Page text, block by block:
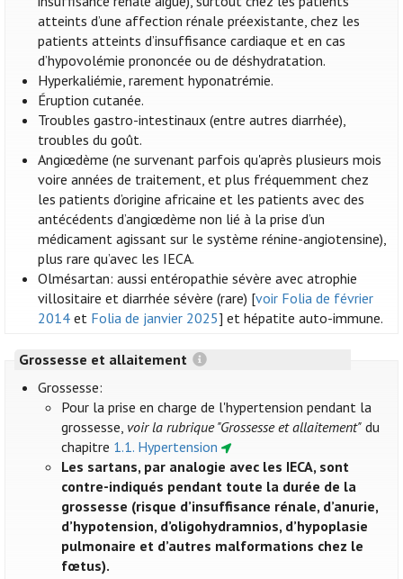
atteints d’une affection rénale préexistante, chez les
patients atteints d’insuffisance cardiaque et en cas
d’hypovolémie prononcée ou de déshydratation.
Hyperkaliémie, rarement hyponatrémie.
Éruption cutanée.
Troubles gastro-intestinaux (entre autres diarrhée),
troubles du goût.
Angiœdème (ne survenant parfois qu'après plusieurs mois
voire années de traitement, et plus fréquemment chez
les patients d’origine africaine et les patients avec des
antécédents d’angiœdème non lié à la prise d’un
médicament agissant sur le système rénine-angiotensine),
plus rare qu’avec les IECA.
Olmésartan: aussi entéropathie sévère avec atrophie
villositaire et diarrhée sévère (rare) [voir Folia de février
2014 et Folia de janvier 2025] et hépatite auto-immune.
Grossesse et allaitement
Grossesse:
Pour la prise en charge de l'hypertension pendant la
grossesse, voir la rubrique "Grossesse et allaitement" du
chapitre 1.1. Hypertension
Les sartans, par analogie avec les IECA, sont
contre-indiqués pendant toute la durée de la
grossesse (risque d’insuffisance rénale, d’anurie,
d’hypotension, d’oligohydramnios, d’hypoplasie
pulmonaire et d’autres malformations chez le
fœtus).